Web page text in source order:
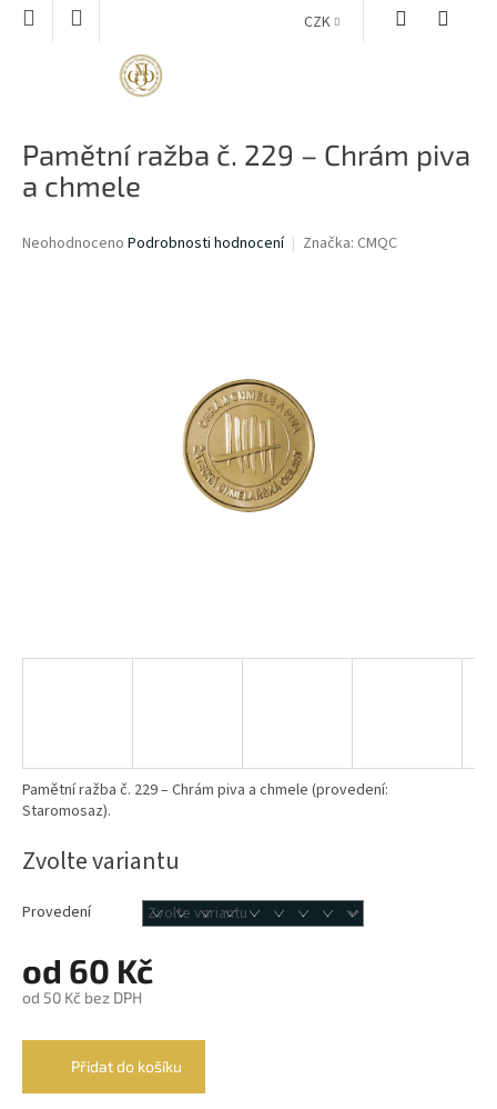
Přejít
CZK
Pamětní ražba č. 229 – Chrám piva
a chmele
Průměrné
Neohodnoceno Podrobnosti hodnocení Značka: CMQC
od 60 Kč
od 50 Kč bez DPH
Zvolte variantu
Provedení
Přidat do košíku
Pamětní ražba č. 229 – Chrám piva a chmele (provedení:
Staromosaz).